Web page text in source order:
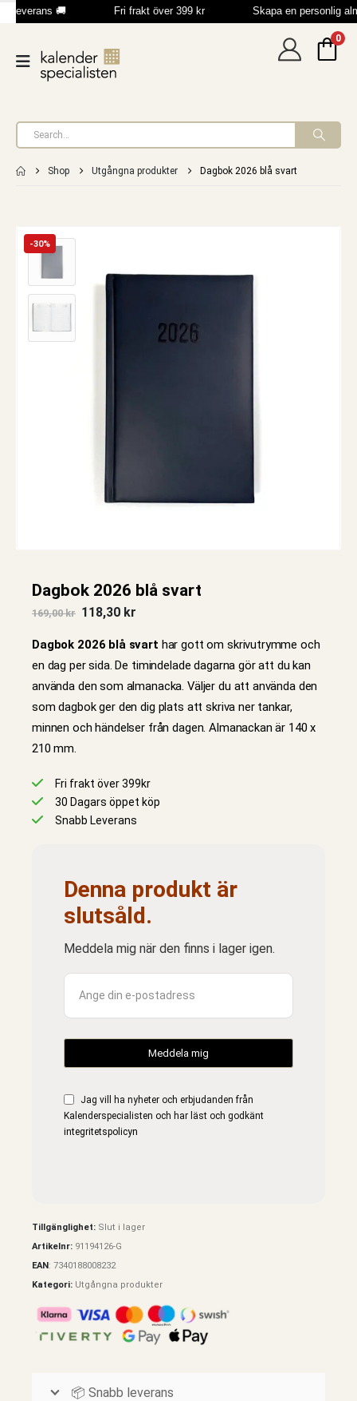
leverans 🚚 Fri frakt över 399 kr Skapa en personlig
0
Shop Utgångna produkter Dagbok 2026 blå svart
-30%
Dagbok 2026 blå svart
169,00kr Det
priset
var:
169,00 kr.
118,30 krDet
priset
är:
118,30 kr.
Dagbok 2026 blå svart har gott om skrivutrymme och
en dag per sida. De timindelade dagarna gör att du kan
använda den som almanacka. Väljer du att använda den
som dagbok ger den dig plats att skriva ner tankar,
minnen och händelser från dagen. Almanackan är 140 x
210 mm.
Fri frakt över 399kr
30 Dagars öppet köp
Snabb Leverans
Denna produkt är
slutsåld.
Meddela mig när den finns i lager igen.
Jag vill ha nyheter och erbjudanden från
Kalenderspecialisten och har läst och godkänt
integritetspolicyn
Tillgänglighet: Slut i lager
Artikelnr: 91194126-G
EAN: 7340188008232
Kategori: Utgångna produkter
📦 Snabb leverans